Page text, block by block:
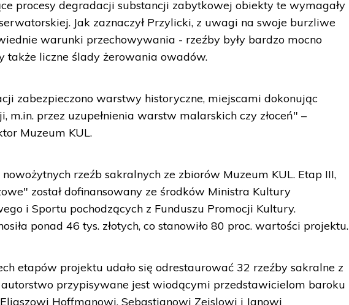
procesy degradacji substancji zabytkowej obiekty te wymagały
Jak zaznaczył Przylicki, z uwagi na swoje burzliwe
warunki przechowywania - rzeźby były bardzo mocno
także liczne ślady żerowania owadów.
zabezpieczono warstwy historyczne, miejscami dokonując
m.in. przez uzupełnienia warstw malarskich czy złoceń" –
Muzeum KUL.
rzeźb sakralnych ze zbiorów Muzeum KUL. Etap III,
został dofinansowany ze środków Ministra Kultury
i Sportu pochodzących z Funduszu Promocji Kultury.
ponad 46 tys. złotych, co stanowiło 80 proc. wartości projektu.
etapów projektu udało się odrestaurować 32 rzeźby sakralne z
przypisywane jest wiodącymi przedstawicielom baroku
Hoffmanowi, Sebastianowi Zeislowi i Janowi